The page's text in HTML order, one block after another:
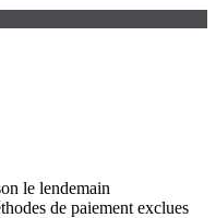
le lendemain
de paiement exclues